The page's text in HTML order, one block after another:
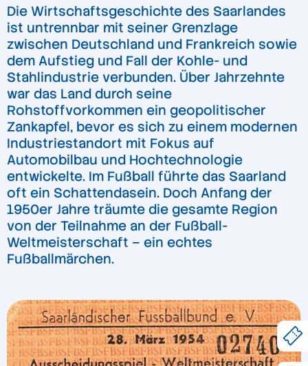
Die Wirtschaftsgeschichte des Saarlandes
ist untrennbar mit seiner Grenzlage
zwischen Deutschland und Frankreich sowie
dem Aufstieg und Fall der Kohle- und
Stahlindustrie verbunden. Über Jahrzehnte
war das Land durch seine
Rohstoffvorkommen ein geopolitischer
Zankapfel, bevor es sich zu einem modernen
Industriestandort mit Fokus auf
Automobilbau und Hochtechnologie
entwickelte. Im Fußball führte das Saarland
oft ein Schattendasein. Doch Anfang der
1950er Jahre träumte die gesamte Region
von der Teilnahme an der Fußball-
Weltmeisterschaft – ein echtes
Fußballmärchen.